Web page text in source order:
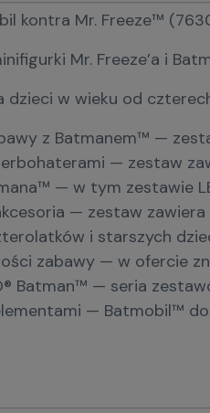
kontra Mr. Freeze™
Mr. Freeze’a i
dzieci w wieku od
z Batmanem™ —
— zestaw
— w tym zestawie
— zestaw
i starszych
zabawy — w ofercie
Batman™ — seria
— Batmobil™ do